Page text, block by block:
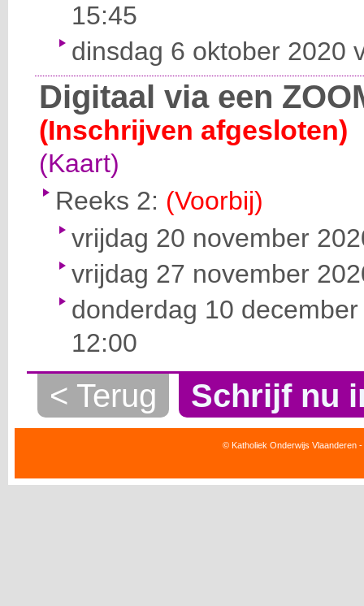
15:45
dinsdag 6 oktober 2020
Digitaal via een
(Inschrijven afgesloten)
(Kaart)
Reeks 2: (Voorbij)
vrijdag 20 november
vrijdag 27 november
donderdag 10
12:00
< Terug Schrijf nu
© Katholiek Onderwijs Vlaanderen